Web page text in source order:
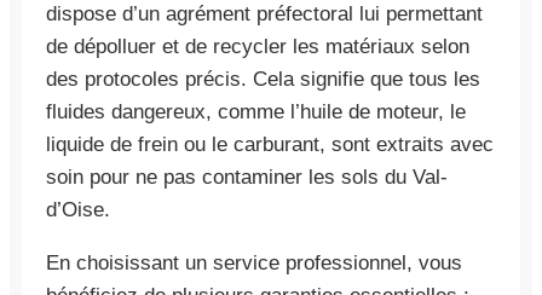
dispose d’un agrément préfectoral lui permettant
de dépolluer et de recycler les matériaux selon
des protocoles précis. Cela signifie que tous les
fluides dangereux, comme l’huile de moteur, le
liquide de frein ou le carburant, sont extraits avec
soin pour ne pas contaminer les sols du Val-
d’Oise.
En choisissant un service professionnel, vous